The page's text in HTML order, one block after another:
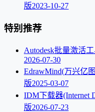
版2023-10-27
特别推荐
Autodesk批量激活
2026-07-30
EdrawMind(万兴亿
版2025-03-07
IDM下载器(Internet
版2026-07-23